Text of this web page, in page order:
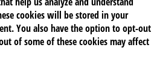
cookies will be stored in your
You also have the option to opt-out
of some of these cookies may affect